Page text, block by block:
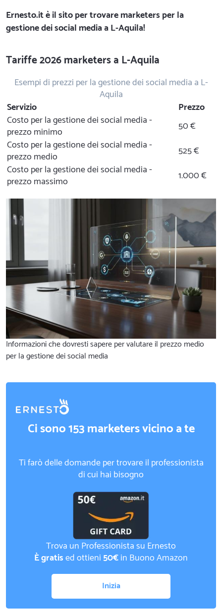
Ernesto.itè il sito per trovare marketers per la
gestione dei social media a L-Aquila!
Tariffe 2026 marketers a L-Aquila
Esempi di prezzi per la gestione dei social media a L-
Aquila
Servizio
Prezzo
Costo per la gestione dei social media -
prezzo minimo
50 €
Costo per la gestione dei social media -
prezzo medio
525 €
Costo per la gestione dei social media -
prezzo massimo
1.000 €
Informazioni che dovresti sapere per valutare il prezzo medio
per la gestione dei social media
Ci sono 153 marketers vicino a te
Ti farò delle domande per trovare il professionista
di cui hai bisogno
Trova un Professionista su Ernesto
È gratised ottieni50€in Buono Amazon
Inizia